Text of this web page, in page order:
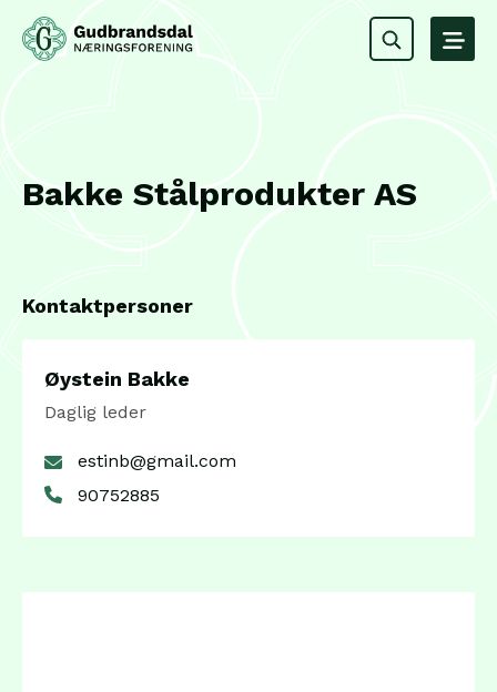
Bakke Stålprodukter AS
Kontaktpersoner
Øystein Bakke
Daglig leder
estinb@gmail.com
90752885